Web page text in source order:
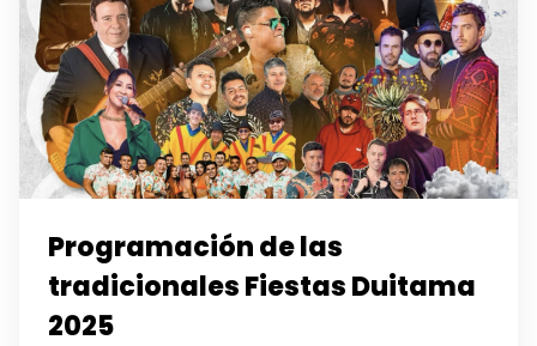
Programación de las
tradicionales Fiestas Duitama
2025